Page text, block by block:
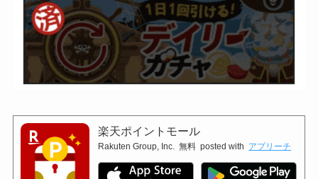
楽天ポイントモール
Rakuten Group, Inc. 無料 posted with アプリーチ